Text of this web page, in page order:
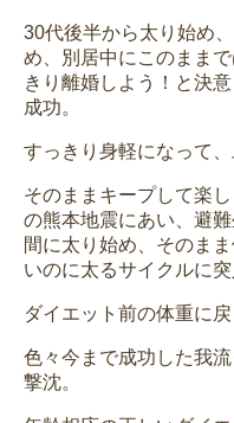
30代後半から太り始め
め、別居中にこのまま
きり離婚しよう！と決
成功。
すっきり身軽になって、
そのままキープして楽
の熊本地震にあい、避
間に太り始め、そのま
いのに太るサイクルに突
ダイエット前の体重に戻
色々今まで成功した我
撃沈。